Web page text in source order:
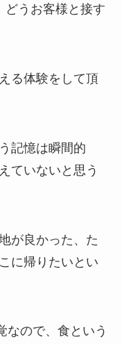
どうお客様と接す
る体験をして頂
記憶は瞬間的
ていないと思う
が良かった、た
に帰りたいとい
なので、食という